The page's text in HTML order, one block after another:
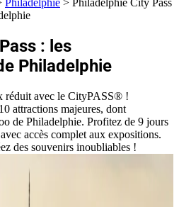
Philadelphie > Philadelphie City Pass
: les
Philadelphie
réduit avec le CityPASS® !
attractions majeures, dont
de Philadelphie. Profitez de 9 jours
accès complet aux expositions.
des souvenirs inoubliables !